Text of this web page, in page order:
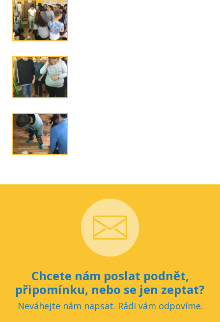
Chcete nám poslat podnět,
připomínku, nebo se jen zeptat?
Neváhejte nám napsat. Rádi vám odpovíme.